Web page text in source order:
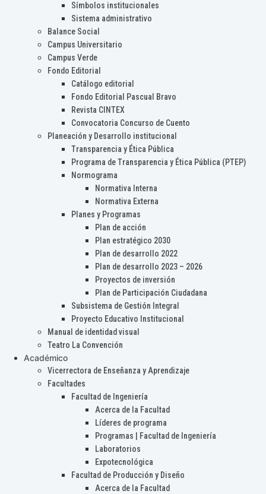
Símbolos institucionales
Sistema administrativo
Balance Social
Campus Universitario
Campus Verde
Fondo Editorial
Catálogo editorial
Fondo Editorial Pascual Bravo
Revista CINTEX
Convocatoria Concurso de Cuento
Planeación y Desarrollo institucional
Transparencia y Ética Pública
Programa de Transparencia y Ética Pública (PTEP)
Normograma
Normativa Interna
Normativa Externa
Planes y Programas
Plan de acción
Plan estratégico 2030
Plan de desarrollo 2022
Plan de desarrollo 2023 – 2026
Proyectos de inversión
Plan de Participación Ciudadana
Subsistema de Gestión Integral
Proyecto Educativo Institucional
Manual de identidad visual
Teatro La Convención
Académico
Vicerrectora de Enseñanza y Aprendizaje
Facultades
Facultad de Ingeniería
Acerca de la Facultad
Líderes de programa
Programas | Facultad de Ingeniería
Laboratorios
Expotecnológica
Facultad de Producción y Diseño
Acerca de la Facultad